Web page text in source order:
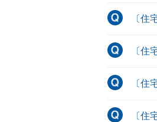
〔住
〔住
〔住
〔住